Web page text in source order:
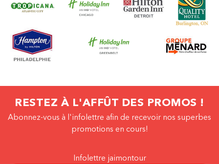
RESTEZ À L'AFFÛT DES PROMOS !
Abonnez-vous à l'infolettre afin de recevoir nos superbes
promotions en cours!
Infolettre jaimontour